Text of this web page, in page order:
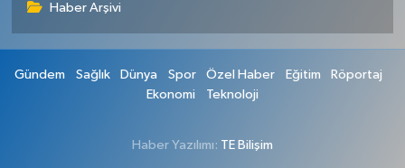
Haber Arşivi
Gündem Sağlık Dünya Spor Özel Haber Eğitim
Röportaj
Ekonomi
Teknoloji
Haber Yazılımı: TE Bilişim